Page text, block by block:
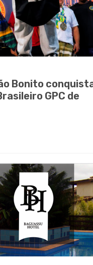
Bonito
GPC de